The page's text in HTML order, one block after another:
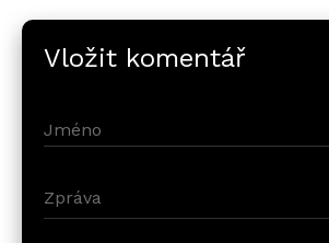
Vložit komentář